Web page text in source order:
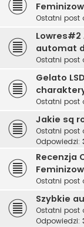
Ostatni post
Lowres#2
automat
Ostatni post
Gelato
Ostatni post
Jakie są
Ostatni post
Odpowiedzi:
Recenzja
Ostatni post
Szybkie
Ostatni post
Odpowiedzi: